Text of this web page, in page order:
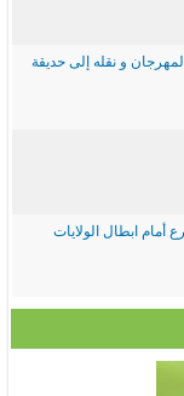
و نقله إلى حديقة
أمام ابطال الولايات